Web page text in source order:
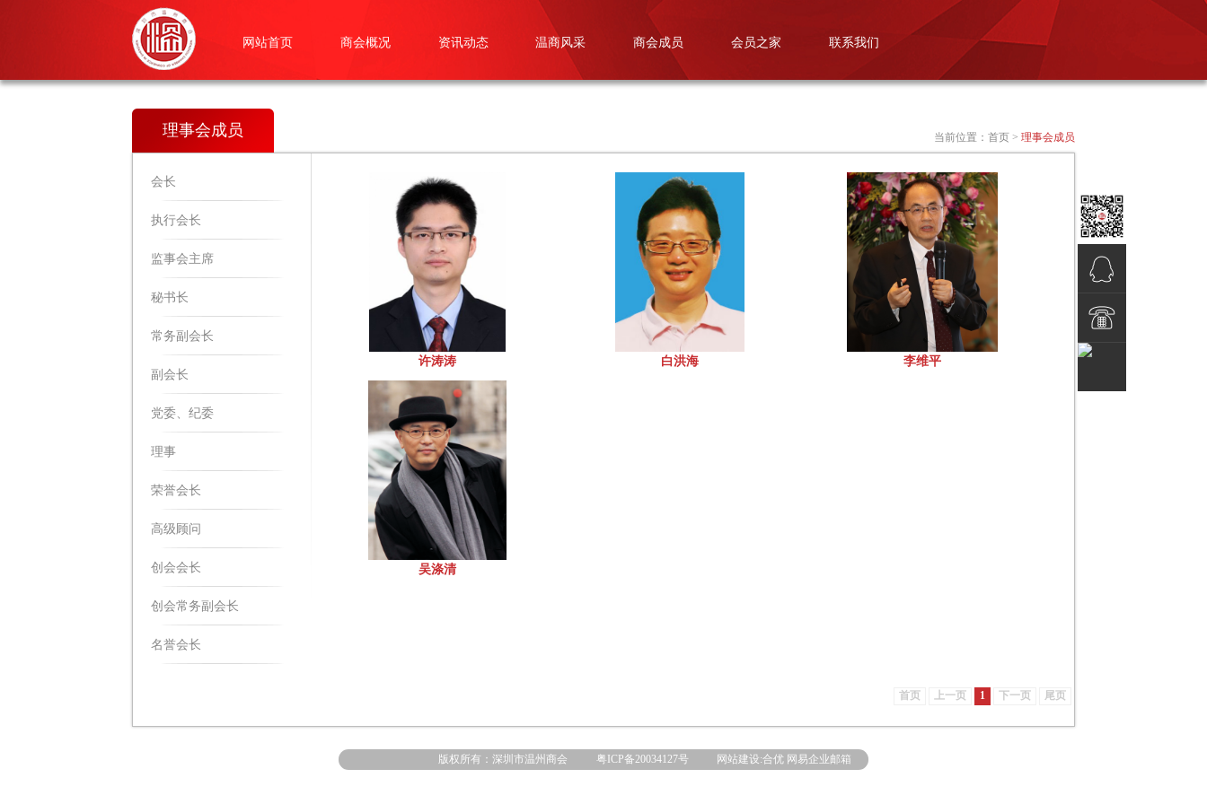
网站首页 商会概况 资讯动态 温商风采 商会成员 会员之家 联系我们
理事会成员 当前位置： 首页 > 理事会成员
会长
执行会长
监事会主席
秘书长
常务副会长
副会长
党委、纪委
理事
荣誉会长
高级顾问
创会会长
创会常务副会长
名誉会长
许涛涛 白洪海 李维平
吴涤清
首页 上一页 1 下一页 尾页
版权所有：深圳市温州商会 粤ICP备20034127号 网站建设:合优 网易企业邮箱
QQ客服